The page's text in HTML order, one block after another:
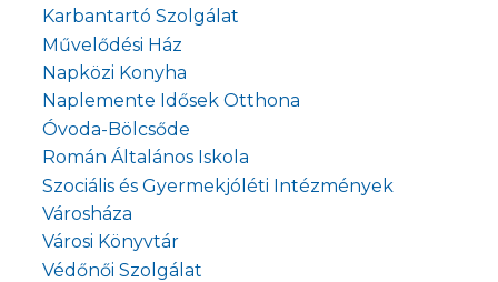
Karbantartó Szolgálat
Művelődési Ház
Napközi Konyha
Naplemente Idősek Otthona
Óvoda-Bölcsőde
Román Általános Iskola
Szociális és Gyermekjóléti Intézmények
Városháza
Városi Könyvtár
Védőnői Szolgálat